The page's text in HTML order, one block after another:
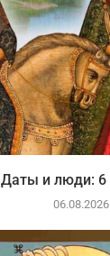
Даты и люди: 6
06.08.2026